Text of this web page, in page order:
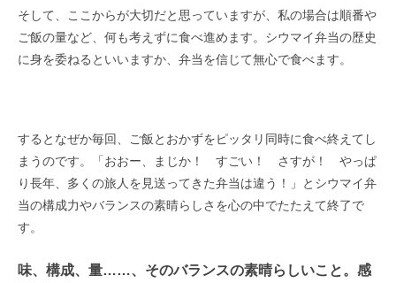
そして、ここからが大切だと思っていますが、私の場合は順番や
ご飯の量など、何も考えずに食べ進めます。シウマイ弁当の歴史
に身を委ねるといいますか、弁当を信じて無心で食べます。
するとなぜか毎回、ご飯とおかずをピッタリ同時に食べ終えてし
まうのです。「おおー、まじか！ すごい！ さすが！ やっぱ
り長年、多くの旅人を見送ってきた弁当は違う！」とシウマイ弁
当の構成力やバランスの素晴らしさを心の中でたたえて終了で
す。
味、構成、量……、そのバランスの素晴らしいこと。感